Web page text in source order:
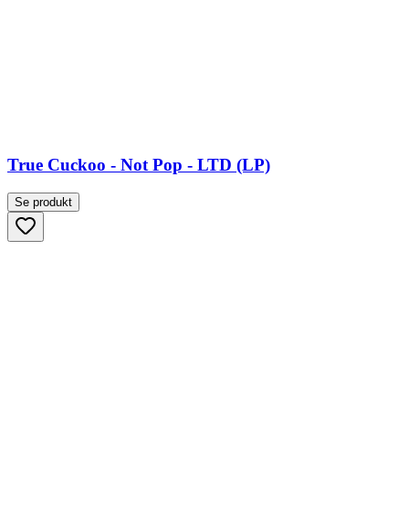
True Cuckoo - Not Pop - LTD (LP)
Se produkt